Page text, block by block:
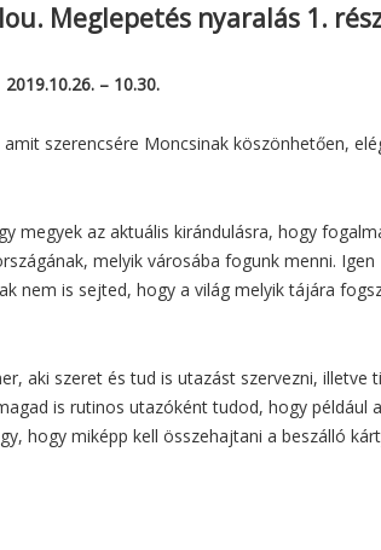
Meglepetés nyaralás 1.
2019.10.26. – 10.30.
szerencsére Moncsinak köszönhetően,
megyek az aktuális kirándulásra, hogy
melyik városába fogunk menni. Igen
nem is sejted, hogy a világ melyik tájára
aki szeret és tud is utazást szervezni, illetve
is rutinos utazóként tudod, hogy például a
hogy miképp kell összehajtani a beszálló